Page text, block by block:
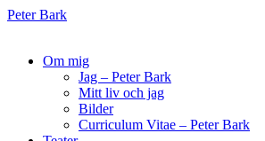
Peter Bark
Om mig
Jag – Peter Bark
Mitt liv och jag
Bilder
Curriculum Vitae – Peter Bark